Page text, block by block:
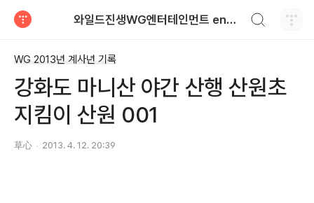
와일드진생WG엔터테인먼트 entertainment
WG 2013년 계사년 기록
강화도 마니산 야간 산행 산원초
지킴이 산원 001
草心 2013. 4. 12. 20:39